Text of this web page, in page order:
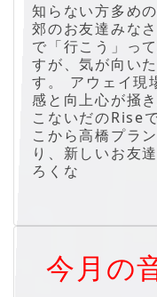
知らない方多め
郊のお友達みな
で「行こう」っ
すが、気が向い
す。 アウェイ現
感と向上心が掻
こないだのRise
こから高橋プラ
り、新しいお友
ろくな
今月の